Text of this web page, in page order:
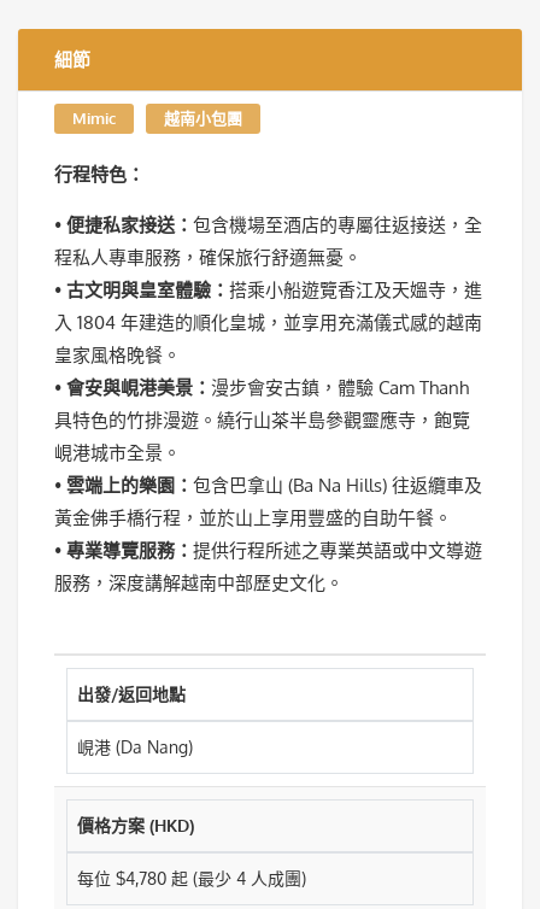
細節
Mimic 越南小包團
行程特色：
• 便捷私家接送： 包含機場至酒店的專屬往返接送，全
程私人專車服務，確保旅行舒適無憂。
• 古文明與皇室體驗： 搭乘小船遊覽香江及天媼寺，進
入 1804 年建造的順化皇城，並享用充滿儀式感的越南
皇家風格晚餐。
• 會安與峴港美景： 漫步會安古鎮，體驗 Cam Thanh
具特色的竹排漫遊。繞行山茶半島參觀靈應寺，飽覽
峴港城市全景。
• 雲端上的樂園： 包含巴拿山 (Ba Na Hills) 往返纜車及
黃金佛手橋行程，並於山上享用豐盛的自助午餐。
• 專業導覽服務： 提供行程所述之專業英語或中文導遊
服務，深度講解越南中部歷史文化。
出發/返回地點
峴港 (Da Nang)
價格方案 (HKD)
每位 $4,780 起 (最少 4 人成團)